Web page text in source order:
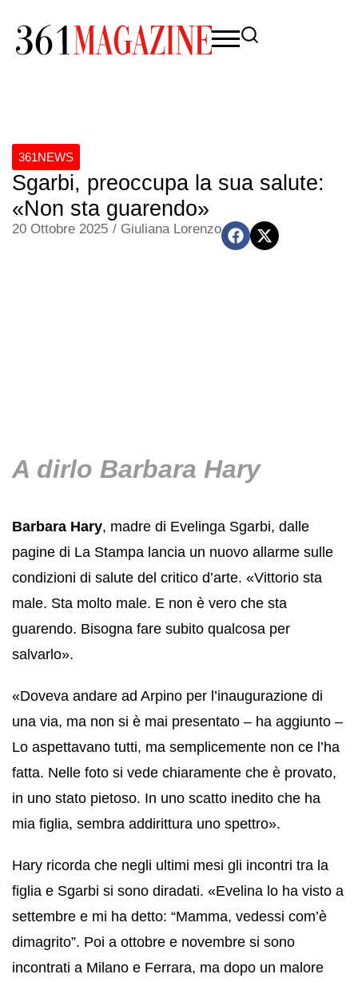
361NEWS
Sgarbi, preoccupa la sua salute:
«Non sta guarendo»
20 Ottobre 2025 / Giuliana Lorenzo
A dirlo Barbara Hary
Barbara Hary, madre di Evelinga Sgarbi, dalle
pagine di La Stampa lancia un nuovo allarme sulle
condizioni di salute del critico d’arte. «Vittorio sta
male. Sta molto male. E non è vero che sta
guarendo. Bisogna fare subito qualcosa per
salvarlo».
«Doveva andare ad Arpino per l’inaugurazione di
una via, ma non si è mai presentato – ha aggiunto –
Lo aspettavano tutti, ma semplicemente non ce l’ha
fatta. Nelle foto si vede chiaramente che è provato,
in uno stato pietoso. In uno scatto inedito che ha
mia figlia, sembra addirittura uno spettro».
Hary ricorda che negli ultimi mesi gli incontri tra la
figlia e Sgarbi si sono diradati. «Evelina lo ha visto a
settembre e mi ha detto: “Mamma, vedessi com’è
dimagrito”. Poi a ottobre e novembre si sono
incontrati a Milano e Ferrara, ma dopo un malore